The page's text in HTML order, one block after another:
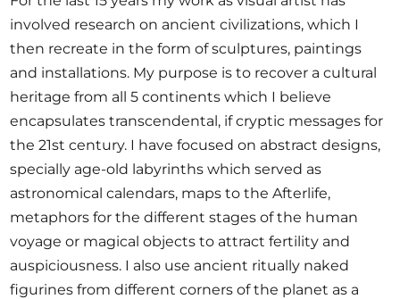
involved research on ancient civilizations, which I
then recreate in the form of sculptures, paintings
and installations. My purpose is to recover a cultural
heritage from all 5 continents which I believe
encapsulates transcendental, if cryptic messages for
the 21st century. I have focused on abstract designs,
specially age-old labyrinths which served as
astronomical calendars, maps to the Afterlife,
metaphors for the different stages of the human
voyage or magical objects to attract fertility and
auspiciousness. I also use ancient ritually naked
figurines from different corners of the planet as a